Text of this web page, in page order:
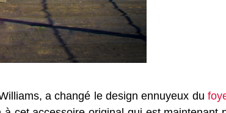
a changé le design ennuyeux du